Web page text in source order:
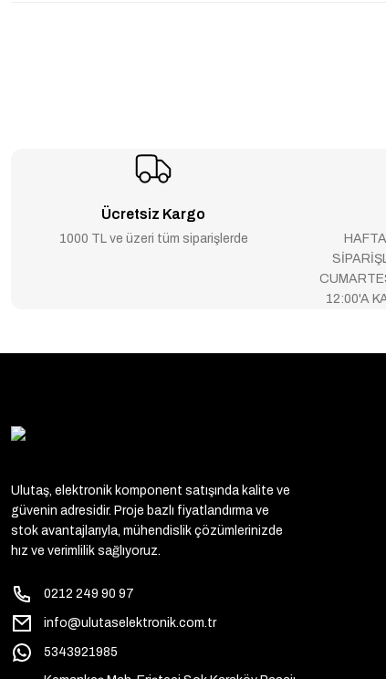
Ücretsiz Kargo
1000 TL ve üzeri tüm siparişlerde
12:00'A
Ulutaş, elektronik komponent satışında kalite ve
güvenin adresidir. Proje bazlı fiyatlandırma ve
stok avantajlarıyla, mühendislik çözümlerinizde
hız ve verimlilik sağlıyoruz.
0212 249 90 97
info@ulutaselektronik.com.tr
5343921985